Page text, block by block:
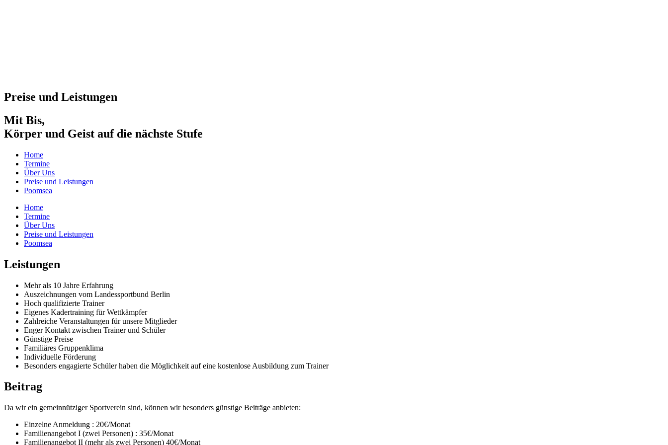
Preise und Leistungen
Mit Bis,
Körper und Geist auf die nächste Stufe
Home
Termine
Über Uns
Preise und Leistungen
Poomsea
Home
Termine
Über Uns
Preise und Leistungen
Poomsea
Leistungen
Mehr als 10 Jahre Erfahrung
Auszeichnungen vom Landessportbund Berlin
Hoch qualifizierte Trainer
Eigenes Kadertraining für Wettkämpfer
Zahlreiche Veranstaltungen für unsere Mitglieder
Enger Kontakt zwischen Trainer und Schüler
Günstige Preise
Familiäres Gruppenklima
Individuelle Förderung
Besonders engagierte Schüler haben die Möglichkeit auf eine kostenlose Ausbildung zum Trainer
Beitrag
Da wir ein gemeinnütziger Sportverein sind, können wir besonders günstige Beiträge anbieten:
Einzelne Anmeldung : 20€/Monat
Familienangebot I (zwei Personen) : 35€/Monat
Familienangebot II (mehr als zwei Personen) 40€/Monat